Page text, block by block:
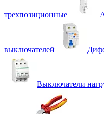
трехпозиционные
выключателей
Выключатели